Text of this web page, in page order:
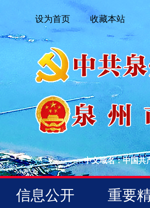
设为首页 收藏本站
中文域名：中国共
信息公开 重要